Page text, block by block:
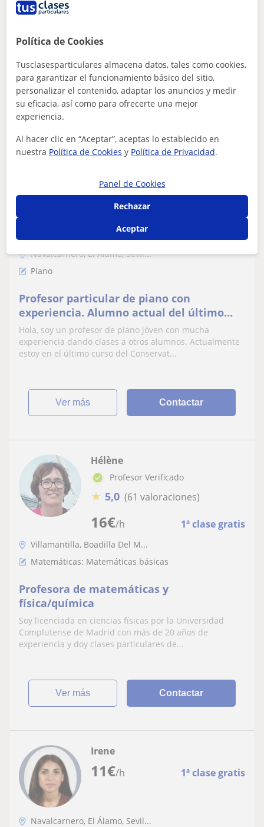
Repaso General
Clases particulares Infantil, Primaria
¿Técnicas de estudio o repaso? Pues yo te puedo ayudar.
Soy Miriam, maestra y futura logop...
€/h
Lucas
Navalcarnero, El Álamo, Sevil...
Piano
Profesor particular de piano con
experiencia. Alumno actual del último
curso del Conservatorio profesional de
música
Hola, soy un profesor de piano jóven con mucha
experiencia dando clases a otros alumnos. Actualmente
estoy en el último curso del Conservat...
ver más Contactar
16€/h 1ª clase gratis
Hélène
Profesor Verificado
★ 5,0 (61 valoraciones)
Villamantilla, Boadilla Del M...
Matemáticas: Matemáticas básicas
Profesora de matemáticas y
física/química
Soy licenciada en ciencias físicas por la Universidad
Complutense de Madrid con más de 20 años de
experiencia y doy clases particulares de...
ver más Contactar
11€/h 1ª clase gratis
Irene
Navalcarnero, El Álamo, Sevil...
Política de Cookies
Tusclasesparticulares almacena datos, tales como cookies,
para garantizar el funcionamiento básico del sitio,
personalizar el contenido, adaptar los anuncios y medir
su eficacia, así como para ofrecerte una mejor
experiencia.
Al hacer clic en “Aceptar”, aceptas lo establecido en
nuestra Política de Cookies y Política de Privacidad.
Panel de Cookies
Rechazar
Aceptar